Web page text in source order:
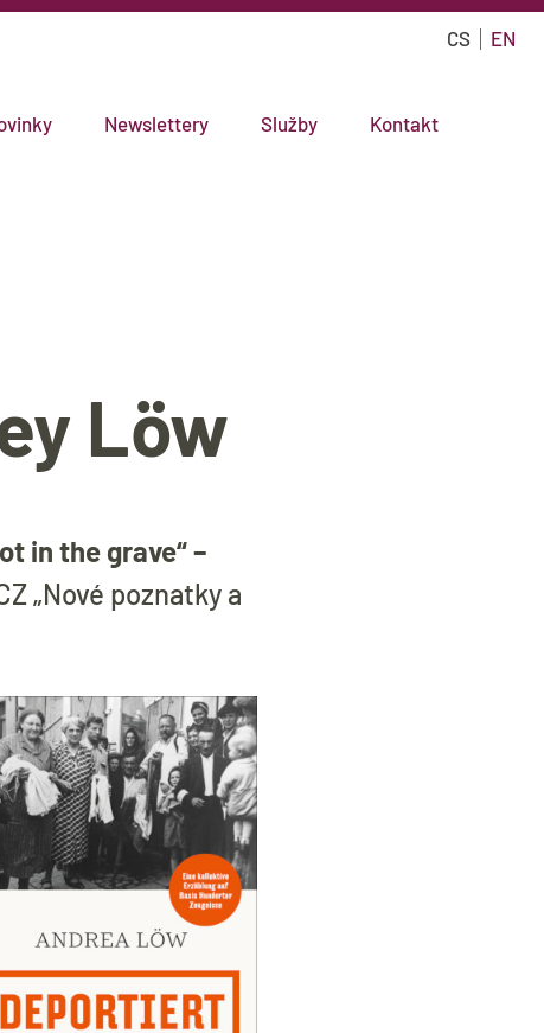
CS EN
Newslettery Služby Kontakt
Löw
in the grave“ –
„Nové poznatky a